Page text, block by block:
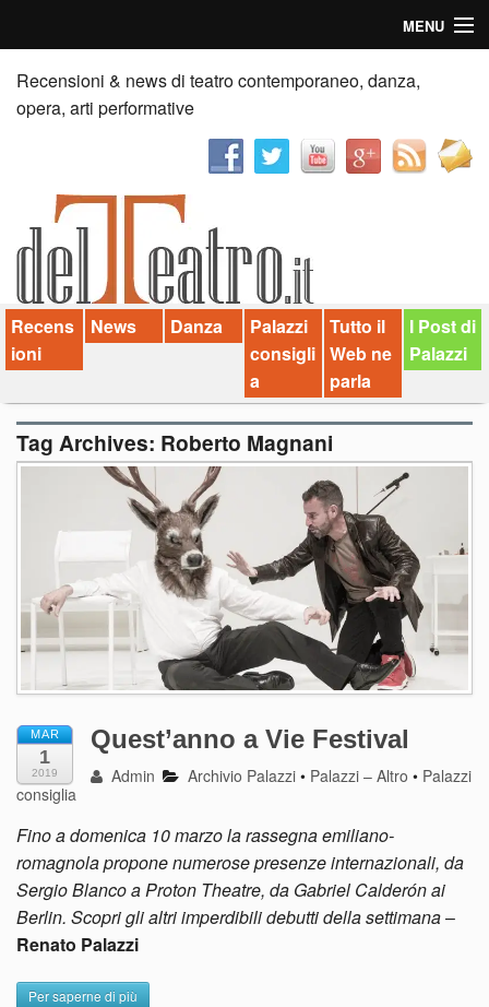
MENU
Home
Recensioni
News
Palazzi consiglia
Video
Chi siamo
Contatti
dT in English
Recensioni & news di teatro contemporaneo, danza,
opera, arti performative
Recens
ioni
News Danza
Palazzi
consigli
a
Tutto il
Web ne
parla
I Post di
Palazzi
Tag Archives: Roberto Magnani
MAR
1
2019
Quest’anno a Vie Festival
Admin Archivio Palazzi • Palazzi – Altro • Palazzi
consiglia
Fino a domenica 10 marzo la rassegna emiliano-
romagnola propone numerose presenze internazionali, da
Sergio Blanco a Proton Theatre, da Gabriel Calderón ai
Berlin. Scopri gli altri imperdibili debutti della settimana–
Renato Palazzi
Per saperne di più